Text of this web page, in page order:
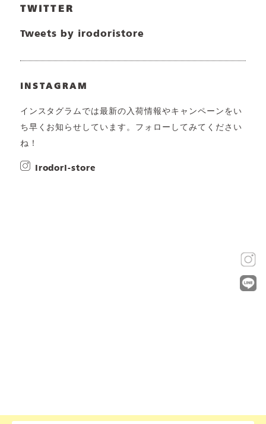
TWITTER
Tweets by irodoristore
INSTAGRAM
インスタグラムでは最新の入荷情報やキャンペーンをい
ち早くお知らせしています。フォローしてみてください
ね！
irodori-store